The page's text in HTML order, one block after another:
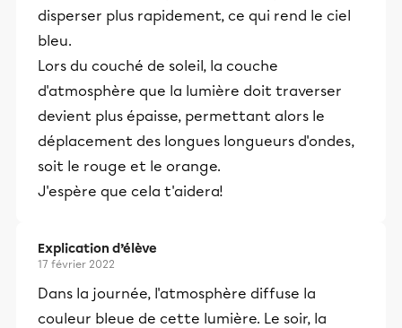
disperser plus rapidement, ce qui rend le ciel
bleu.
Lors du couché de soleil, la couche
d'atmosphère que la lumière doit traverser
devient plus épaisse, permettant alors le
déplacement des longues longueurs d'ondes,
soit le rouge et le orange.
J'espère que cela t'aidera!
Explication d’élève
17 février 2022
Dans la journée, l'atmosphère diffuse la
couleur bleue de cette lumière. Le soir, la